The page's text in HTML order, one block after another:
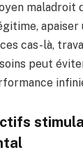
maladroit
apaiser
cas-là,
peut